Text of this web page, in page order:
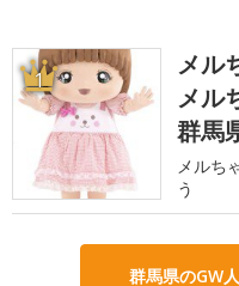
1
メル
メル
群馬
メルち
う
群馬県のGW